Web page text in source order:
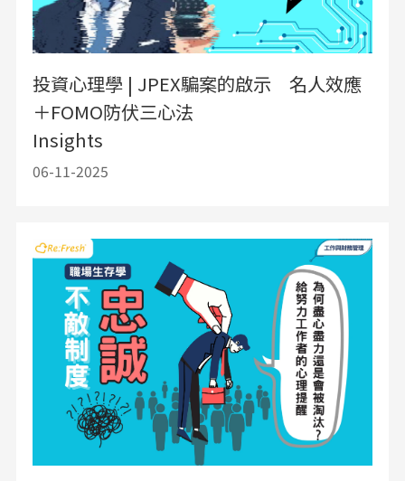
投資心理學 | JPEX騙案的啟示 名人效應
＋FOMO防伏三心法
Insights
06-11-2025